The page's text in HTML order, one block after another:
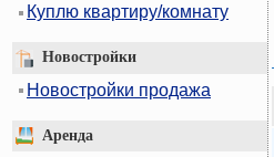
Куплю квартиру/комнату
Новостройки
Новостройки продажа
Аренда